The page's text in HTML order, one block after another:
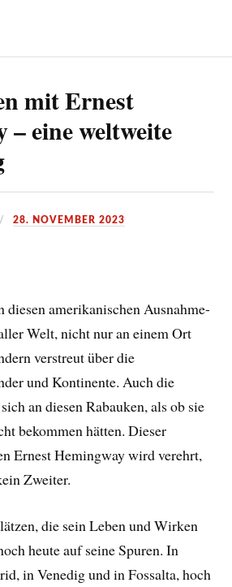
mit Ernest
– eine weltweite
28. NOVEMBER 2023
amerikanischen Ausnahme-
Welt, nicht nur an einem Ort
verstreut über die
und Kontinente. Auch die
an diesen Rabauken, als ob sie
bekommen hätten. Dieser
Ernest Hemingway wird verehrt,
Zweiter.
die sein Leben und Wirken
heute auf seine Spuren. In
in Venedig und in Fossalta, hoch